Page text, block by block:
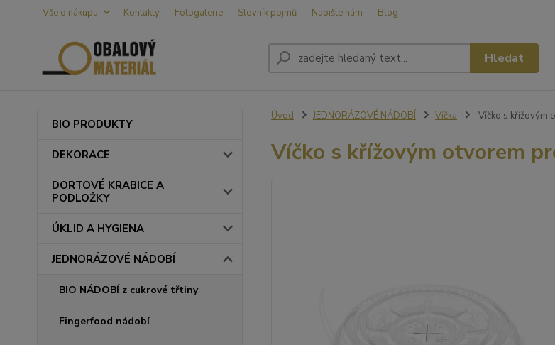
Vše o nákupu Kontakty Fotogalerie Slovník pojmů Napište nám Blog
Hledat
BIO PRODUKTY
DEKORACE
DORTOVÉ KRABICE A
PODLOŽKY
ÚKLID A HYGIENA
JEDNORÁZOVÉ NÁDOBÍ
BIO NÁDOBÍ z cukrové třtiny
Fingerfood nádobí
Úvod JEDNORÁZOVÉ NÁDOBÍ Víčka Víčko s křížovým
Víčko s křížovým otvorem